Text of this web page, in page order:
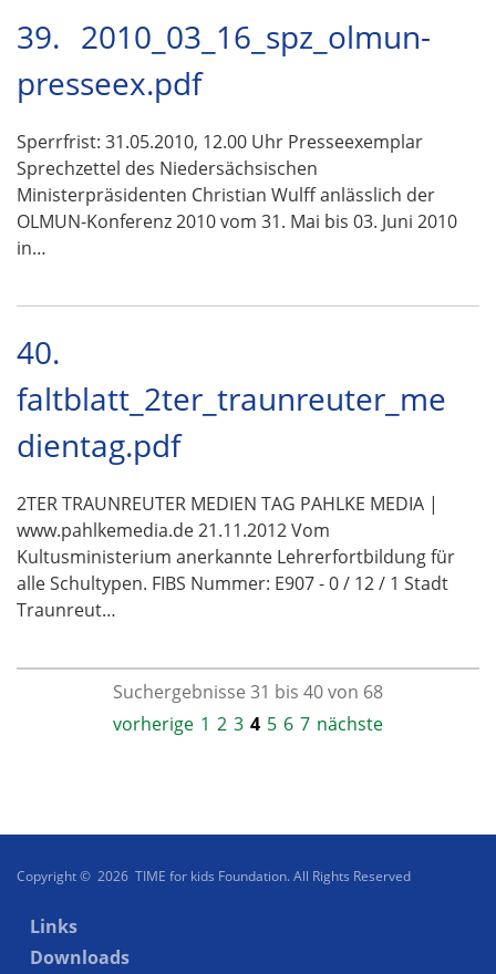
39. 2010_03_16_spz_olmun-
presseex.pdf
Sperrfrist: 31.05.2010, 12.00 Uhr Presseexemplar
Sprechzettel des Niedersächsischen
Ministerpräsidenten Christian Wulff anlässlich der
OLMUN-Konferenz 2010 vom 31. Mai bis 03. Juni 2010
in…
40.
faltblatt_2ter_traunreuter_me
dientag.pdf
2TER TRAUNREUTER MEDIEN TAG PAHLKE MEDIA |
www.pahlkemedia.de 21.11.2012 Vom
Kultusministerium anerkannte Lehrerfortbildung für
alle Schultypen. FIBS Nummer: E907 - 0 / 12 / 1 Stadt
Traunreut…
Suchergebnisse 31 bis 40 von 68
vorherige 1 2 3 4 5 6 7 nächste
Copyright © 2026 TIME for kids Foundation. All Rights Reserved
Links
Downloads